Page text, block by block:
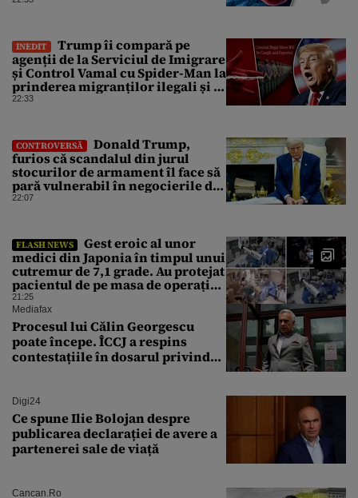
INEDIT
Trump îi compară pe
agenții de la Serviciul de Imigrare
și Control Vamal cu Spider-Man la
prinderea migranților ilegali și a
infractorilor
22:33
CONTROVERSĂ
Donald Trump,
furios că scandalul din jurul
stocurilor de armament îl face să
pară vulnerabil în negocierile de
pace cu Iranul
22:07
FLASH NEWS
Gest eroic al unor
medici din Japonia în timpul unui
cutremur de 7,1 grade. Au protejat
pacientul de pe masa de operație
cu propriile corpuri
21:25
Mediafax
Procesul lui Călin Georgescu
poate începe. ÎCCJ a respins
contestațiile în dosarul privind
Digi24
Ce spune Ilie Bolojan despre
publicarea declarației de avere a
partenerei sale de viață
Cancan.ro